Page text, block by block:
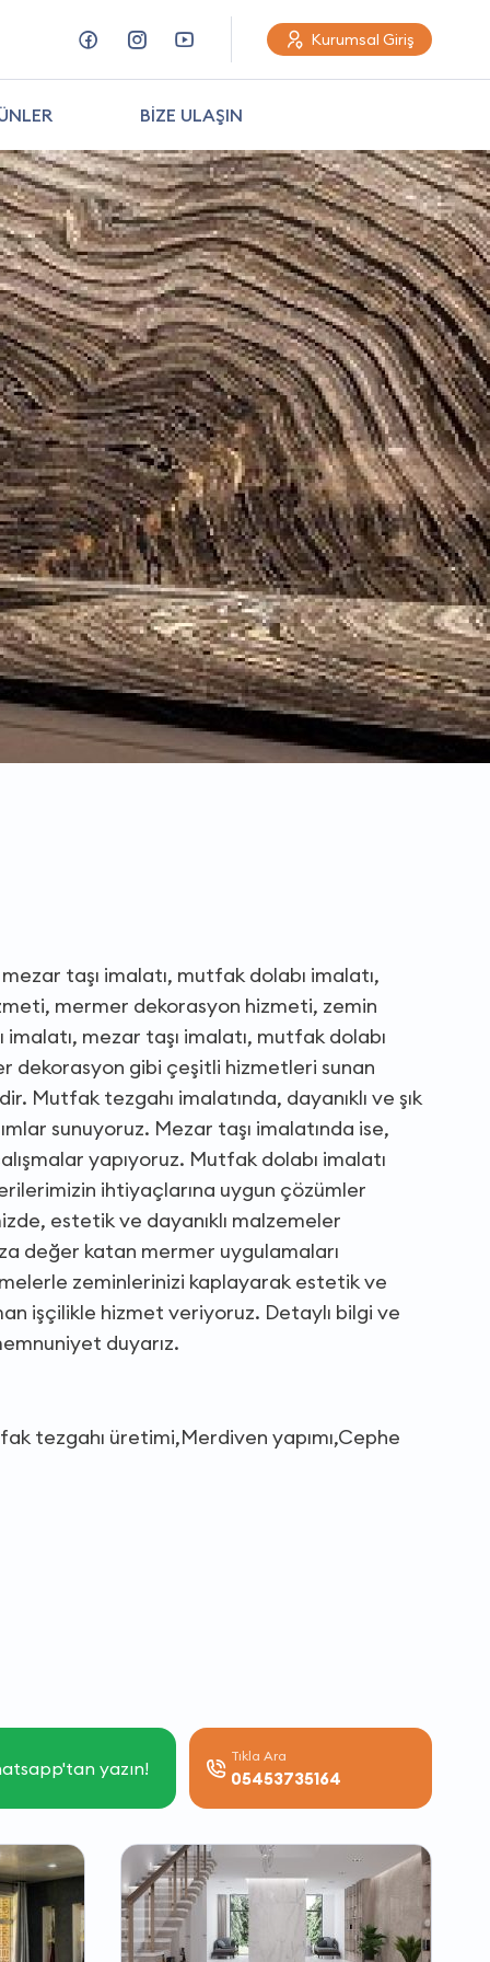
Kurumsal Giriş
BİZE ULAŞIN
taşı imalatı, mutfak dolabı imalatı,
mermer dekorasyon hizmeti, zemin
mezar taşı imalatı, mutfak dolabı
dekorasyon gibi çeşitli hizmetleri sunan
Mutfak tezgahı imalatında, dayanıklı ve şık
sunuyoruz. Mezar taşı imalatında ise,
yapıyoruz. Mutfak dolabı imalatı
ihtiyaçlarına uygun çözümler
estetik ve dayanıklı malzemeler
değer katan mermer uygulamaları
zeminlerinizi kaplayarak estetik ve
işçilikle hizmet veriyoruz. Detaylı bilgi ve
duyarız.
tezgahı üretimi,Merdiven yapımı,Cephe
yazın!
Tıkla Ara
05453735164